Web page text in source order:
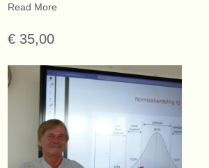
Read More
€ 35,00